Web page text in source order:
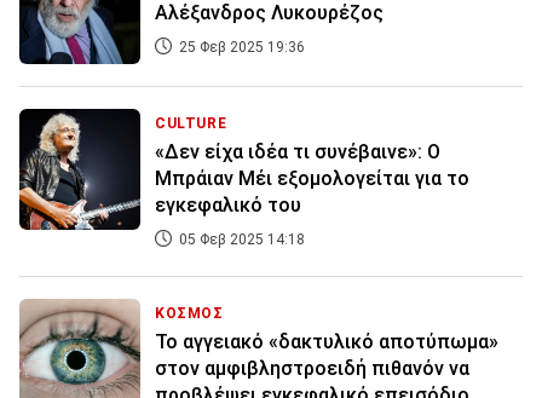
Αλέξανδρος Λυκουρέζος
25 Φεβ 2025 19:36
CULTURE
«Δεν είχα ιδέα τι συνέβαινε»: Ο
Μπράιαν Μέι εξομολογείται για το
εγκεφαλικό του
05 Φεβ 2025 14:18
ΚΟΣΜΟΣ
Το αγγειακό «δακτυλικό αποτύπωμα»
στον αμφιβληστροειδή πιθανόν να